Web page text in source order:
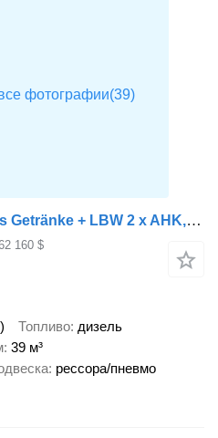
MAN TGS 26.360 FL Ewers Getränke + LBW 2 x AHK, Lenkachse, Kupplung
160 $
Топливо дизель
39 м³
рессора/пневмо